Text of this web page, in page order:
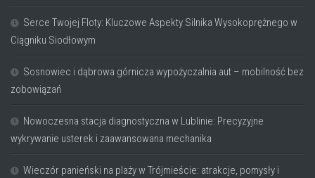
Serce Twojej Floty: Kluczowe Aspekty Silnika Wysokoprężnego w
Ciągniku Siodłowym
Sosnowiec i dąbrowa górnicza wypożyczalnia aut – mobilność bez
zobowiązań
Nowoczesna stacja diagnostyczna w Lublinie: Precyzyjne
wykrywanie usterek i zaawansowana mechanika
Wieczór panieński na plaży w Trójmieście: atrakcje, pomysły i